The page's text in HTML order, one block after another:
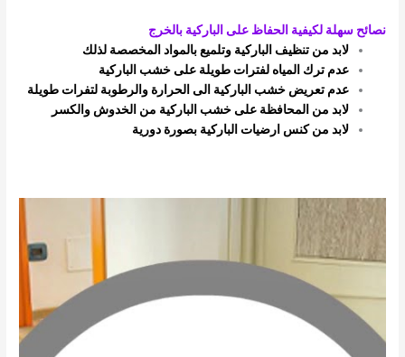
نصائح سهلة لكيفية الحفاظ على الباركية بالخرج
لابد من تنظيف الباركية وتلميع بالمواد المخصصة لذلك
عدم ترك المياه لفترات طويلة على خشب الباركية
عدم تعريض خشب الباركية الى الحرارة والرطوبة لتفرات طويلة
لابد من المحافظة على خشب الباركية من الخدوش والكسر
لابد من كنس ارضيات الباركية بصورة دورية